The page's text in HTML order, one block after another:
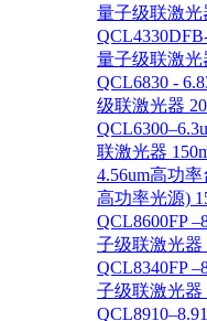
量子级联激光
量子级联激光
QCL6830 -
级联激光器
联激光器
4.56um高功
高功率光源)
QCL8600FP
子级联激光器
QCL8340FP
子级联激光器